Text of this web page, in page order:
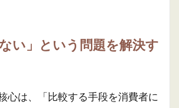
ない」という問題を解決す
心は、「比較する手段を消費者に